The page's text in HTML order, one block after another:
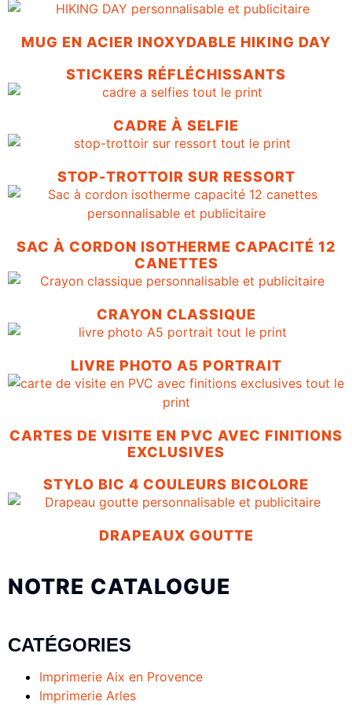
MUG EN ACIER INOXYDABLE HIKING DAY
STICKERS RÉFLÉCHISSANTS
CADRE À SELFIE
STOP-TROTTOIR SUR RESSORT
SAC À CORDON ISOTHERME CAPACITÉ 12
CANETTES
CRAYON CLASSIQUE
LIVRE PHOTO A5 PORTRAIT
CARTES DE VISITE EN PVC AVEC FINITIONS
EXCLUSIVES
STYLO BIC 4 COULEURS BICOLORE
DRAPEAUX GOUTTE
NOTRE CATALOGUE
CATÉGORIES
Imprimerie Aix en Provence
Imprimerie Arles